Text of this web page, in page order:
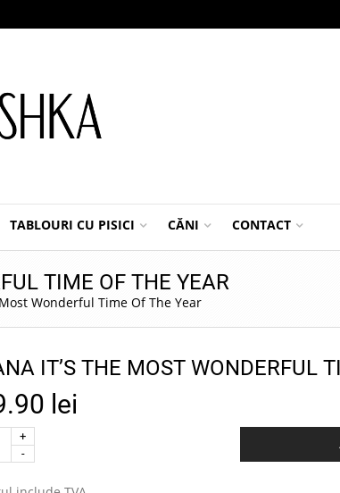
TABLOURI CU PISICI CĂNI CONTACT
TIME OF THE YEAR
Wonderful Time Of The Year
IT’S THE MOST WONDERFUL
lei